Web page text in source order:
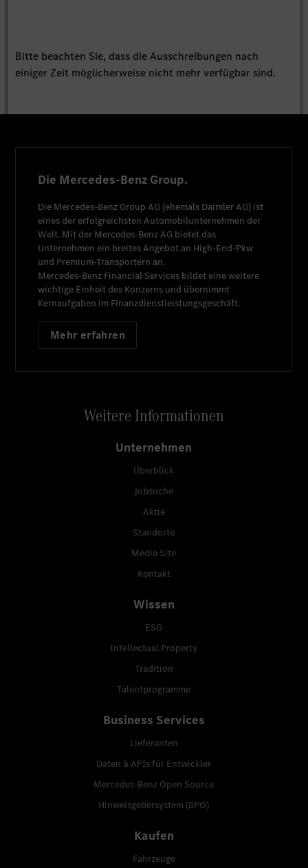
Bitte beachten Sie, dass die Ausschreibungen nach
einiger Zeit möglicherweise nicht mehr verfügbar sind.
Die Mercedes-Benz Group.
Die Mercedes-Benz Group AG (ehemals Daimler AG) ist
eines der erfolgreichsten Automobilunternehmen der
Welt. Mit der Mercedes-Benz AG bietet das
Unternehmen ein breites Angebot an High-End-Pkw
und Premium-Transportern an.
Mercedes-Benz Financial Services bildet eine weitere
wichtige Einheit des Konzerns und übernimmt
Kernaufgaben im Finanzdienstleistungsgeschäft.
Mehr erfahren
Weitere Informationen
Unternehmen
Überblick
Jobsuche
Aktie
Standorte
Media Site
Kontakt
Wissen
ESG
Intellectual Property
Tradition
Talentprogramme
Business Services
Lieferanten
Daten & APIs für Entwickler
Mercedes-Benz Open Source
Hinweisgebersystem (BPO)
Kaufen
Fahrzeuge